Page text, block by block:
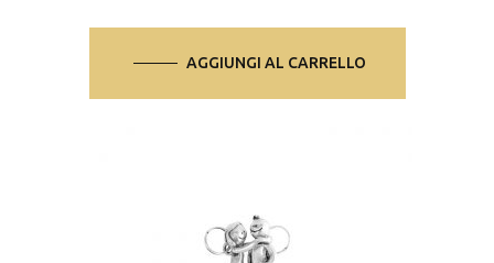
AGGIUNGI AL CARRELLO